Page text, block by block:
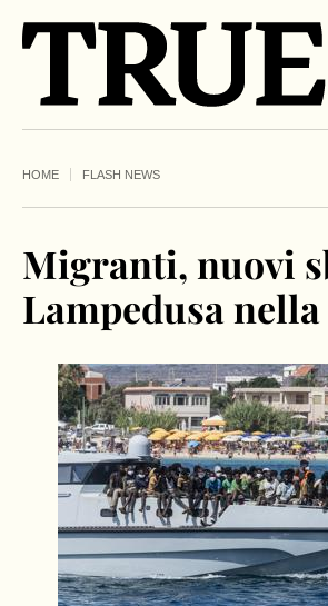
HOME FLASH NEWS
Migranti, nuovi
Lampedusa